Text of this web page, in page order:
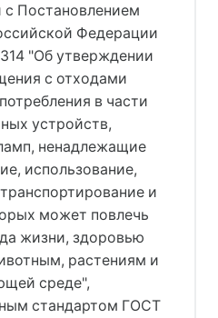
с Постановлением
Федерации
"Об утверждении
с отходами
в части
устройств,
ненадлежащие
использование,
и
может повлечь
жизни, здоровью
растениям и
среде",
стандартом ГОСТ